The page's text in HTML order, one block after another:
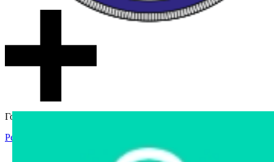
Гостевой доступ
Регистрация